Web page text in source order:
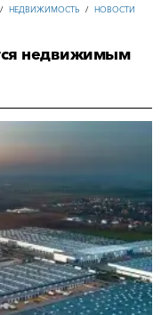
/ НЕДВИЖИМОСТЬ / НОВОСТИ
недвижимым